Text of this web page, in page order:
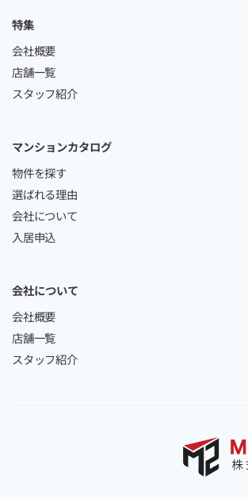
特集
会社概要
店舗一覧
スタッフ紹介
マンションカタログ
物件を探す
選ばれる理由
会社について
入居申込
会社について
会社概要
店舗一覧
スタッフ紹介